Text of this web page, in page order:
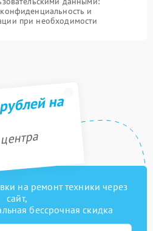
и
при необходимости
на
на ремонт техники через
сайт,
бессрочная скидка